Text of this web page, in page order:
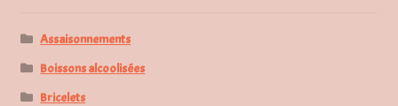
Assaisonnements
Boissons alcoolisées
Bricelets